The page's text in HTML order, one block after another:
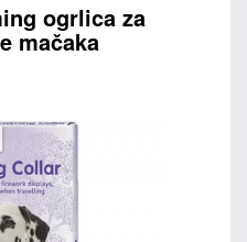
ogrlica za
mačaka